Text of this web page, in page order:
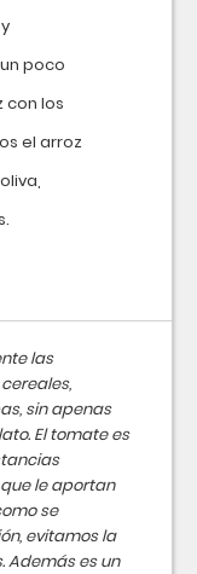
poco
con los
el arroz
las
sin apenas
El tomate es
le aportan
se
evitamos la
Además es un